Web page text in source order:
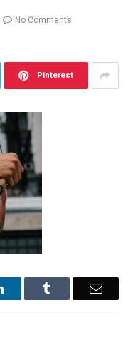
No Comments
Pinterest
LinkedIn Email